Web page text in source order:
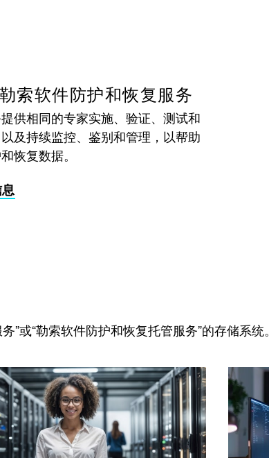
索软件防护和恢复服务
供相同的专家实施、验证、测试和
及持续监控、鉴别和管理，以帮助
恢复数据。
或“勒索软件防护和恢复托管服务”的存储系统。